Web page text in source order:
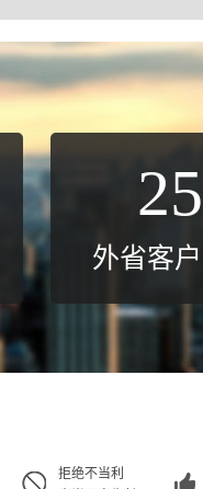
25
外省客
拒绝不当利